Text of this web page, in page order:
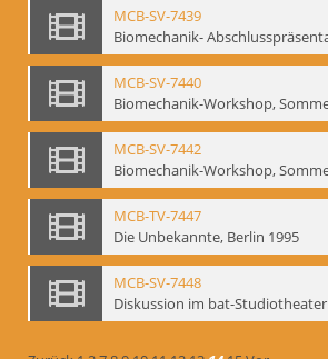
MCB-SV-7439
MCB-SV-7440
MCB-SV-7442
MCB-TV-7447
Die Unbekannte, Berlin 1995
MCB-SV-7448
Diskussion im bat-Studiotheater